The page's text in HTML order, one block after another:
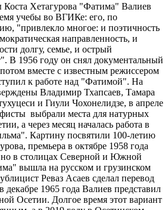
Хетагурова "Фатима" Валиев
учебы во ВГИКе: его, по
"привлекло многое: и поэтичность
направленность, и
долгу, семье, и острый
В 1956 году он снял документальный
вместе с известным режиссером
к работе над "Фатимой". На
Владимир Тхапсаев, Тамара
и Гиули Чохонелидзе, в апреле
выбрали места для натурных
а через месяц началась работа в
Картину посвятили 100-летию
премьера в октябре 1958 года
в столицах Северной и Южной
вышла на русском и грузинском
Реваз Асаев сделал перевод
декабре 1965 года Валиев представил
Осетии. Долгое время этот вариант